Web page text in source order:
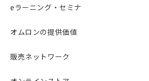
eラーニング・セミナ
オムロンの提供価値
販売ネットワーク